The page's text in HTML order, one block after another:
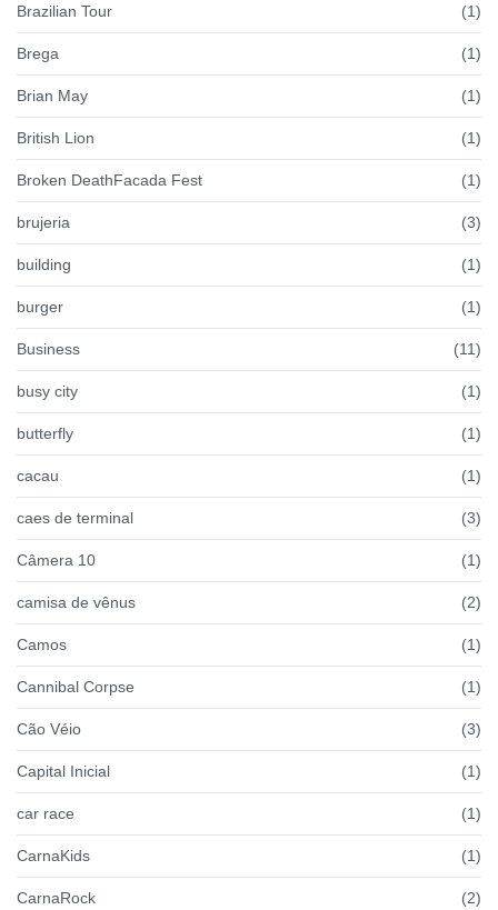
Brazilian Tour (1)
Brega (1)
Brian May (1)
British Lion (1)
Broken DeathFacada Fest (1)
brujeria (3)
building (1)
burger (1)
Business (11)
busy city (1)
butterfly (1)
cacau (1)
caes de terminal (3)
Câmera 10 (1)
camisa de vênus (2)
Camos (1)
Cannibal Corpse (1)
Cão Véio (3)
Capital Inicial (1)
car race (1)
CarnaKids (1)
CarnaRock (2)